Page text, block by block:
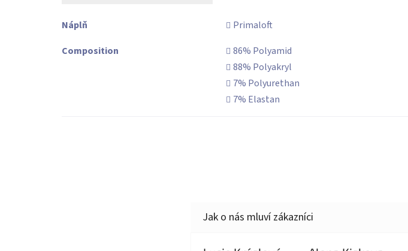
Náplň
Primaloft
Composition
86% Polyamid
88% Polyakryl
7% Polyurethan
7% Elastan